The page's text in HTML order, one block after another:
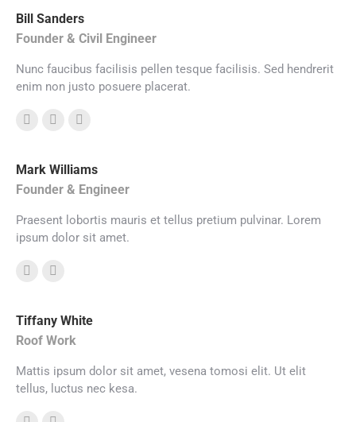
Bill Sanders
Founder & Civil Engineer
Nunc faucibus facilisis pellen tesque facilisis. Sed hendrerit
enim non justo posuere placerat.
E-
Facebook
X
Mark Williams
Founder & Engineer
Praesent lobortis mauris et tellus pretium pulvinar. Lorem
ipsum dolor sit amet.
Facebook
X
Tiffany White
Roof Work
Mattis ipsum dolor sit amet, vesena tomosi elit. Ut elit
tellus, luctus nec kesa.